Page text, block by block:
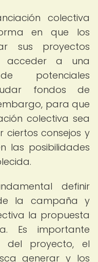
colectiva
en que los
sus proyectos
acceder a una
potenciales
fondos de
para que
colectiva sea
ciertos consejos y
las posibilidades
definir
la campaña y
la propuesta
Es importante
del proyecto, el
generar y los